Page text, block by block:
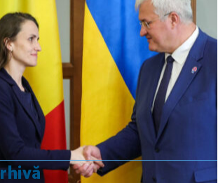
Convertor valutar
Rezultat: -